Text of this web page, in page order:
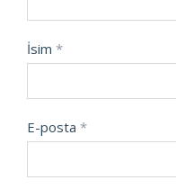
İsim *
E-posta *